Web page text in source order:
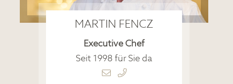
MARTIN FENCZ
Executive Chef
Seit 1998 für Sie da